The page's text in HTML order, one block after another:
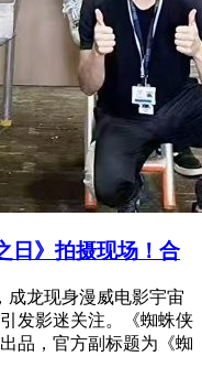
日》拍摄现场！合
成龙现身漫威电影宇宙
发影迷关注。《蜘蛛侠
品，官方副标题为《蜘